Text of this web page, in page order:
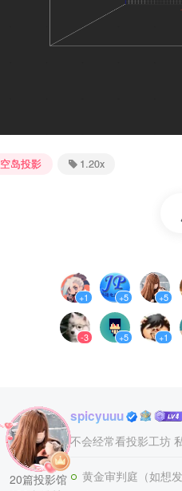
空岛投影 1.20x
+1 +5 +5
-3 +5 +1
20篇投影馆
spicyuuu
不会经常看投影工坊
黄金审判庭（如想